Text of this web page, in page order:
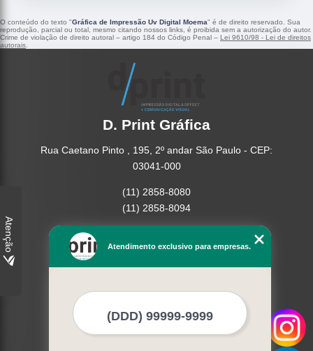
O conteúdo do texto "Gráfica de Impressão Uv Digital Moema" é de direito reservado. Sua
reprodução, parcial ou total, mesmo citando nossos links, é proibida sem a autorização do autor.
Crime de violação de direito autoral – artigo 184 do Código Penal – Lei 9610/98 - Lei de direitos
autorais.
D. Print Gráfica
Rua Caetano Pinto , 195, 2º andar São Paulo - CEP:
03041-000
(11) 2858-8080
(11) 2858-8094
Empresa
Missão
Mapa do site
Atendimento exclusivo para empresas.
Atenção